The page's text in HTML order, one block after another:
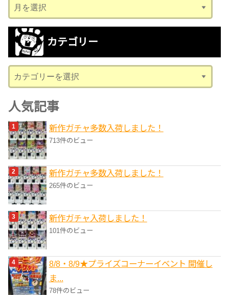
ー
カ
ブ
カテゴリー
テ
ゴ
リ
ー
人気記事
新作ガチャ多数入荷しました！
713件のビュー
新作ガチャ多数入荷しました！
265件のビュー
新作ガチャ入荷しました！
101件のビュー
8/8・8/9★プライズコーナーイベント 開催し
ま...
78件のビュー